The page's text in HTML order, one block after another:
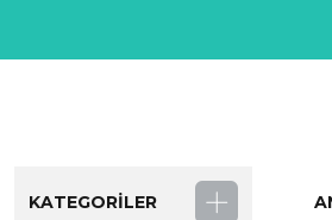
KATEGORİLER